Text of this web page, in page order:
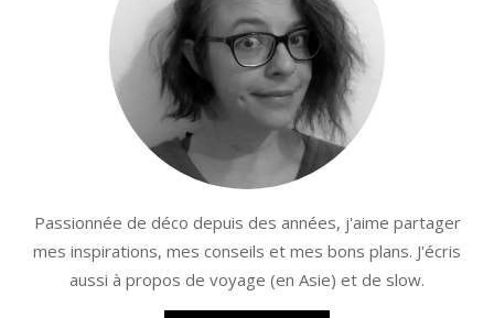
Passionnée de déco depuis des années, j'aime partager
mes inspirations, mes conseils et mes bons plans. J'écris
aussi à propos de voyage (en Asie) et de slow.